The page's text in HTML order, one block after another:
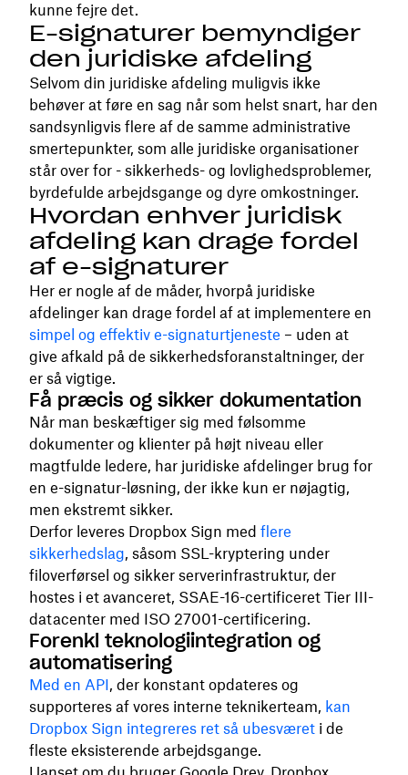
kunne fejre det.
E-signaturer bemyndiger
den juridiske afdeling
Selvom din juridiske afdeling muligvis ikke
behøver at føre en sag når som helst snart, har den
sandsynligvis flere af de samme administrative
smertepunkter, som alle juridiske organisationer
står over for - sikkerheds- og lovlighedsproblemer,
byrdefulde arbejdsgange og dyre omkostninger.
Hvordan enhver juridisk
afdeling kan drage fordel
af e-signaturer
Her er nogle af de måder, hvorpå juridiske
afdelinger kan drage fordel af at implementere en
simpel og effektiv e-signaturtjeneste – uden at
give afkald på de sikkerhedsforanstaltninger, der
er så vigtige.
Få præcis og sikker dokumentation
Når man beskæftiger sig med følsomme
dokumenter og klienter på højt niveau eller
magtfulde ledere, har juridiske afdelinger brug for
en e-signatur-løsning, der ikke kun er nøjagtig,
men ekstremt sikker.
Derfor leveres Dropbox Sign med flere
sikkerhedslag, såsom SSL-kryptering under
filoverførsel og sikker serverinfrastruktur, der
hostes i et avanceret, SSAE-16-certificeret Tier III-
datacenter med ISO 27001-certificering.
Forenkl teknologiintegration og
automatisering
Med en API, der konstant opdateres og
supporteres af vores interne teknikerteam, kan
Dropbox Sign integreres ret så ubesværet i de
fleste eksisterende arbejdsgange.